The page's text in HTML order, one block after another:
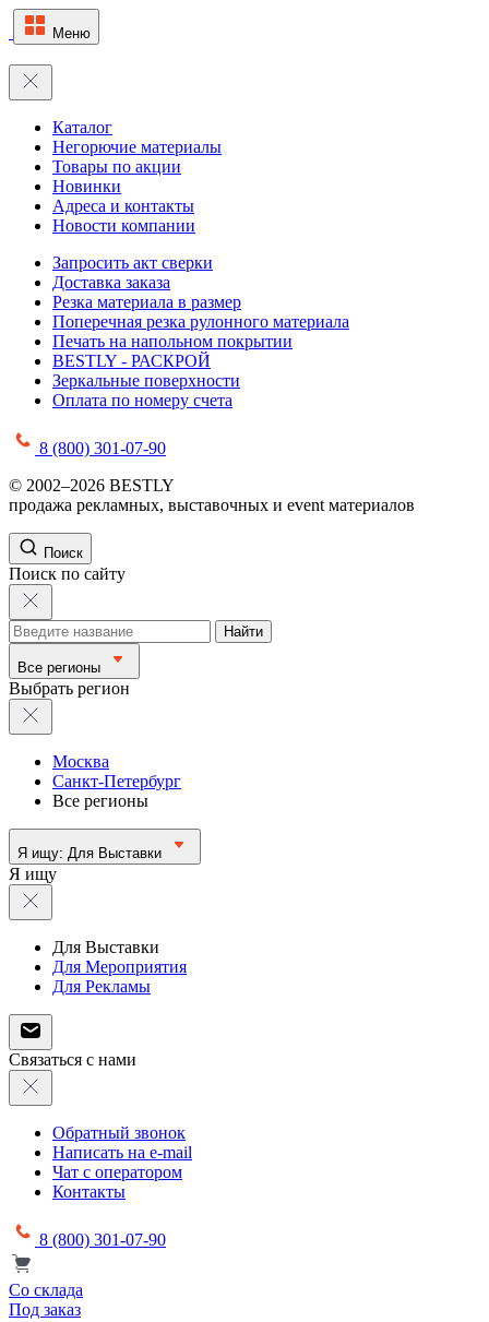
Меню
Каталог
Негорючие материалы
Товары по акции
Новинки
Адреса и контакты
Новости компании
Запросить акт сверки
Доставка заказа
Резка материала в размер
Поперечная резка рулонного материала
Печать на напольном покрытии
BESTLY - РАСКРОЙ
Зеркальные поверхности
Оплата по номеру счета
8 (800) 301-07-90
© 2002–2026 BESTLY
продажа рекламных, выставочных и event материалов
Поиск
Поиск по сайту
Найти
Все регионы
Выбрать регион
Москва
Санкт-Петербург
Все регионы
Я ищу: Для Выставки
Я ищу
Для Выставки
Для Мероприятия
Для Рекламы
Связаться с нами
Обратный звонок
Написать на e-mail
Чат с оператором
Контакты
8 (800) 301-07-90
Со склада
Под заказ